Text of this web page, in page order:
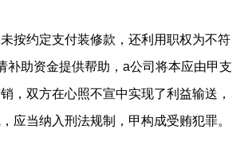
约定支付装修款，还利用职权为不符
补助资金提供帮助，a公司将本应由甲支
，双方在心照不宣中实现了利益输送，
应当纳入刑法规制，甲构成受贿犯罪。